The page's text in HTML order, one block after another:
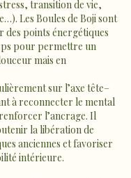
transition de vie,
Les Boules de Boji sont
des points énergétiques
pour permettre un
mais en
sur l’axe tête–
à reconnecter le mental
l’ancrage. Il
la libération de
anciennes et favoriser
intérieure.